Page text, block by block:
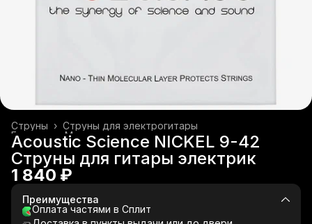
Струны для электрогитары
Струны ›
Музыкальные инструменты
›
Главная
Acoustic Science NICKEL 9-42
Струны для гитары электрик
1 840 ₽
Преимущества
Оплата частями в Сплит